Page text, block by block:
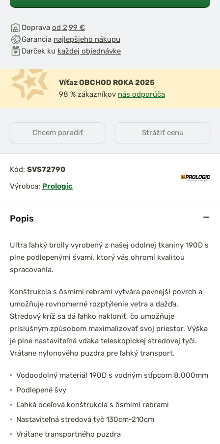
Popis
Ultra ľahký brolly vyrobený z našej odolnej tkaniny 190D s
plne podlepenými švami, ktorý vás ohromí kvalitou
spracovania.
Konštrukcia s ôsmimi rebrami vytvára pevnejší povrch a
umožňuje rovnomerné rozptýlenie vetra a dažďa.
Stredový kríž sa dá ľahko nakloniť, čo umožňuje
príslušným způsobom maximalizovať svoj priestor. Výška
je plne nastaviteľná vďaka teleskopickej stredovej tyči.
Vrátane nylonového puzdra pre ľahký transport.
Vodoodolný materiál 190D s vodným stĺpcom 8.000mm
Podlepené švy
Ľahká oceľová konštrukcia s ôsmimi rebrami
Nastaviteľná stredová tyč 130cm-210cm
Vrátane transportného puzdra
Doprava od 2,99 €
Garancia najlepšieho nákupu
Darček ku každej objednávke
Víťaz OBCHOD ROKA 2025
98 % zákazníkov nás odporúča
Chcem poradiť Strážiť cenu
Kód: SVS72790
Výrobca: Prologic